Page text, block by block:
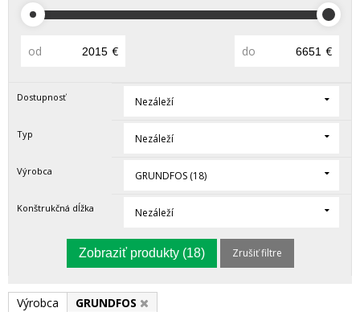
od € do €
Dostupnosť Nezáleží
Typ Nezáleží
Výrobca GRUNDFOS (18)
Konštrukčná dĺžka Nezáleží
Zobraziť produkty (18) Zrušiť filtre
Výrobca GRUNDFOS